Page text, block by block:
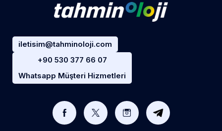
iletisim@tahminoloji.com
+90 530 377 66 07
Whatsapp Müşteri Hizmetleri